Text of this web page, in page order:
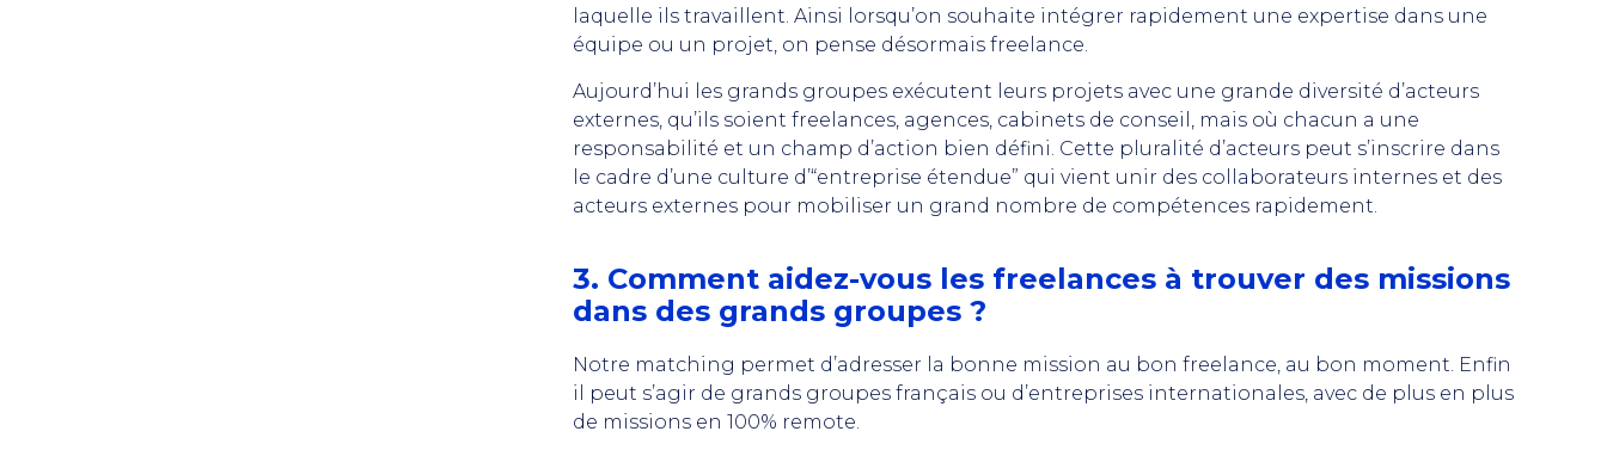
laquelle ils travaillent. Ainsi lorsqu’on souhaite intégrer rapidement une expertise dans une
équipe ou un projet, on pense désormais freelance.
Aujourd’hui les grands groupes exécutent leurs projets avec une grande diversité d’acteurs
externes, qu’ils soient freelances, agences, cabinets de conseil, mais où chacun a une
responsabilité et un champ d’action bien défini. Cette pluralité d’acteurs peut s’inscrire dans
le cadre d’une culture d’“entreprise étendue” qui vient unir des collaborateurs internes et des
acteurs externes pour mobiliser un grand nombre de compétences rapidement.
3. Comment aidez-vous les freelances à trouver des missions
dans des grands groupes ?
Notre matching permet d’adresser la bonne mission au bon freelance, au bon moment. Enfin
il peut s’agir de grands groupes français ou d’entreprises internationales, avec de plus en plus
de missions en 100% remote.